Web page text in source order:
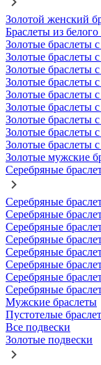
Золотой женский
Браслеты из белого
Золотые браслеты
Золотые браслеты
Золотые браслеты
Золотые браслеты
Золотые браслеты
Золотые браслеты
Золотые браслеты
Золотые браслеты
Золотые браслеты
Золотые мужские
Серебряные
Серебряные
Серебряные
Серебряные
Серебряные
Серебряные
Серебряные
Серебряные
Серебряные
Мужские браслеты
Пустотелые
Все подвески
Золотые подвески